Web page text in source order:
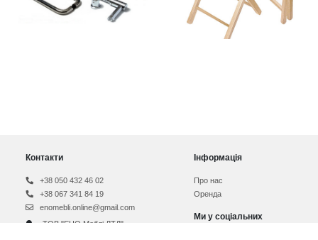
Контакти
+38 050 432 46 02
+38 067 341 84 19
enomebli.online@gmail.com
ТОВ "ЕНО Меблі ЛТД"
Інформація
Про нас
Оренда
Ми у соціальних